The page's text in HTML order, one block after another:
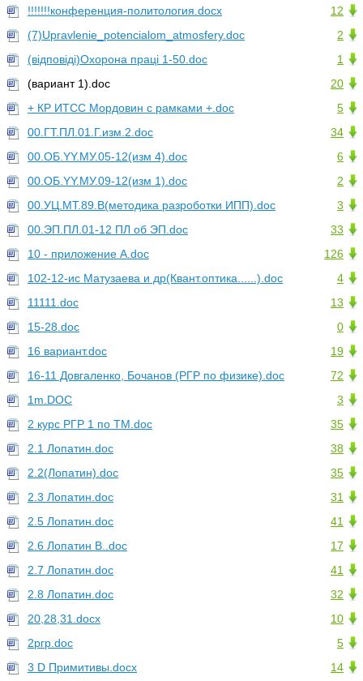
12
!!!!!!!конференция-политология.docx
2
(7)Upravlenie_potencialom_atmosfery.doc
1
(відповіді)Охорона праці 1-50.doc
20
(вариант 1).doc
5
+ КР ИТСС Мордовин с рамками +.doc
34
00.ГТ.ПЛ.01.Г.изм.2.doc
6
00.ОБ.YY.МУ.05-12(изм 4).doc
2
00.ОБ.YY.МУ.09-12(изм 1).doc
3
00.УЦ.МТ.89.В(методика разроботки ИПП).doc
33
00.ЭП.ПЛ.01-12 ПЛ об ЭП.doc
126
10 - приложение А.doc
4
102-12-ис Матузаева и др(Квант.оптика......).doc
13
11111.doc
0
15-28.doc
19
16 вариант.doc
72
16-11 Довгаленко, Бочанов (РГР по физике).doc
3
1m.DOC
35
2 курс РГР 1 по ТМ.doc
38
2.1 Лопатин.doc
35
2.2(Лопатин).doc
31
2.3 Лопатин.doc
41
2.5 Лопатин.doc
17
2.6 Лопатин В..doc
41
2.7 Лопатин.doc
32
2.8 Лопатин.doc
10
20,28,31.docx
5
2ргр.doc
14
3 D Примитивы.docx